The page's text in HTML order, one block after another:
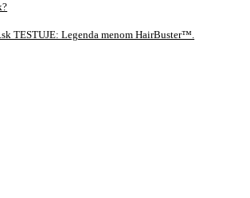
TESTUJE: Legenda menom HairBuster™.